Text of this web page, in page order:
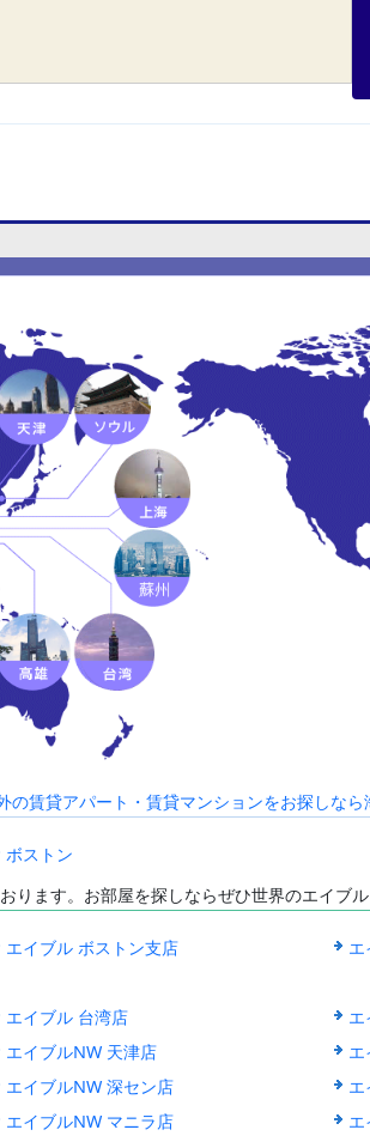
賃貸アパート・賃貸マンションをお探しなら
ボストン
ります。お部屋を探しならぜひ世界のエイブル
エイブル ボストン支店
エイブル 台湾店
エイブルNW 天津店
エイブルNW 深セン店
エイブルNW マニラ店